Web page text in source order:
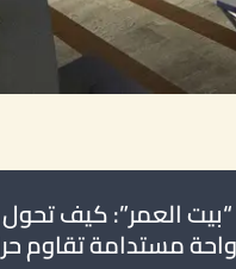
العمر”: كيف تحول
مستدامة تقاوم